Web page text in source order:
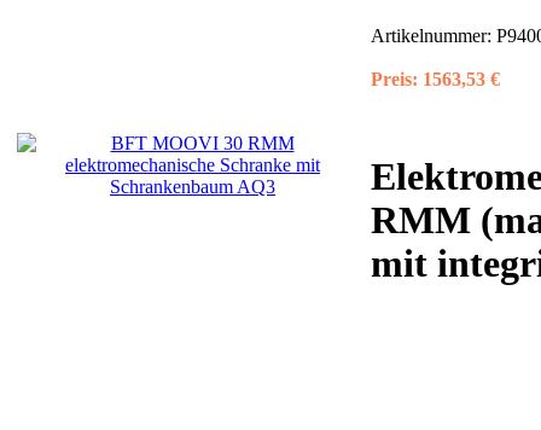
Artikelnummer:
Preis: 1563,53 €
RMM
mit